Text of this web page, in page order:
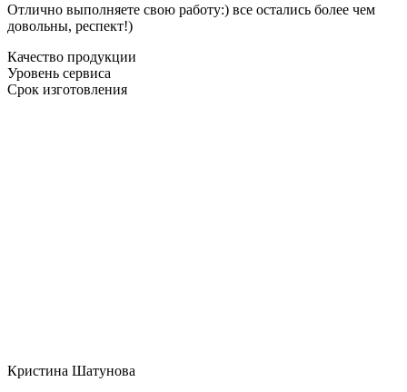
Отлично выполняете свою работу:) все остались более чем
довольны, респект!)
Качество продукции
Уровень сервиса
Срок изготовления
Кристина Шатунова